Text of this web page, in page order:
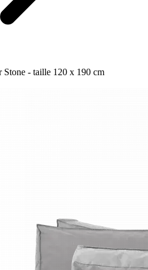
- taille 120 x 190 cm